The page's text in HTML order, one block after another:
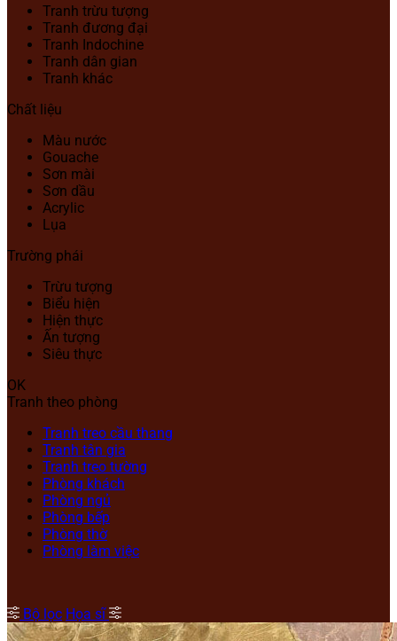
Tranh trừu tượng
Tranh đương đại
Tranh Indochine
Tranh dân gian
Tranh khác
Chất liệu
Màu nước
Gouache
Sơn mài
Sơn dầu
Acrylic
Lụa
Trường phái
Trừu tượng
Biểu hiện
Hiện thực
Ấn tượng
Siêu thực
OK
Tranh theo phòng
Tranh treo cầu thang
Tranh tân gia
Tranh treo tường
Phòng khách
Phòng ngủ
Phòng bếp
Phòng thờ
Phòng làm việc
Bộ lọc Họa sĩ